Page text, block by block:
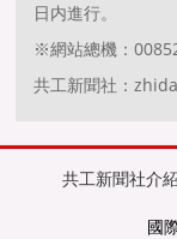
日内進行。
※網站總機：
共工新聞社：
共工新聞社介紹
國